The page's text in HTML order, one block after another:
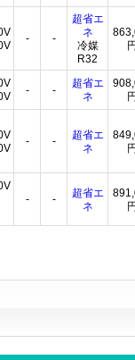
- -
超省エ
ネ
冷媒
R32
- -
超省エ
ネ
- -
超省エ
ネ
- -
超省エ
ネ